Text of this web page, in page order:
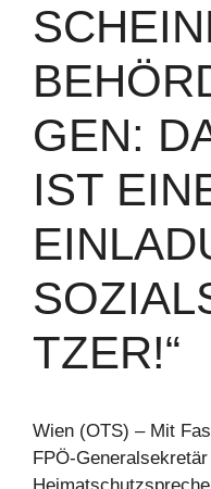
GEN:
IST
TZER!“
Wien (OTS) – Mit
FPÖ-